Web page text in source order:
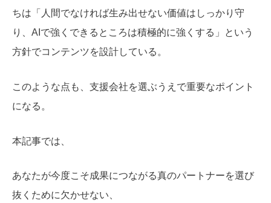
ちは「人間でなければ生み出せない価値はしっかり守
り、AIで強くできるところは積極的に強くする」という
方針でコンテンツを設計している。
このような点も、支援会社を選ぶうえで重要なポイント
になる。
本記事では、
あなたが今度こそ成果につながる真のパートナーを選び
抜くために欠かせない、